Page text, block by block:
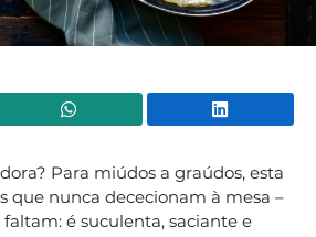
Facebook WhatsApp
Para miúdos a graúdos, esta
que nunca dececionam à mesa –
é suculenta, saciante e